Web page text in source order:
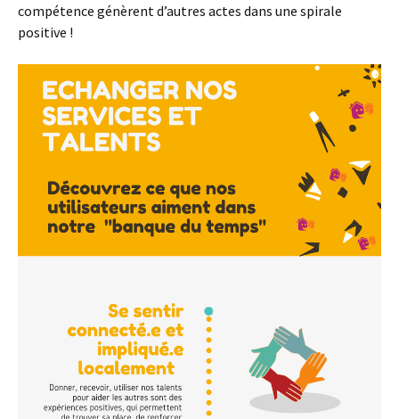
compétence génèrent d’autres actes dans une spirale
positive !